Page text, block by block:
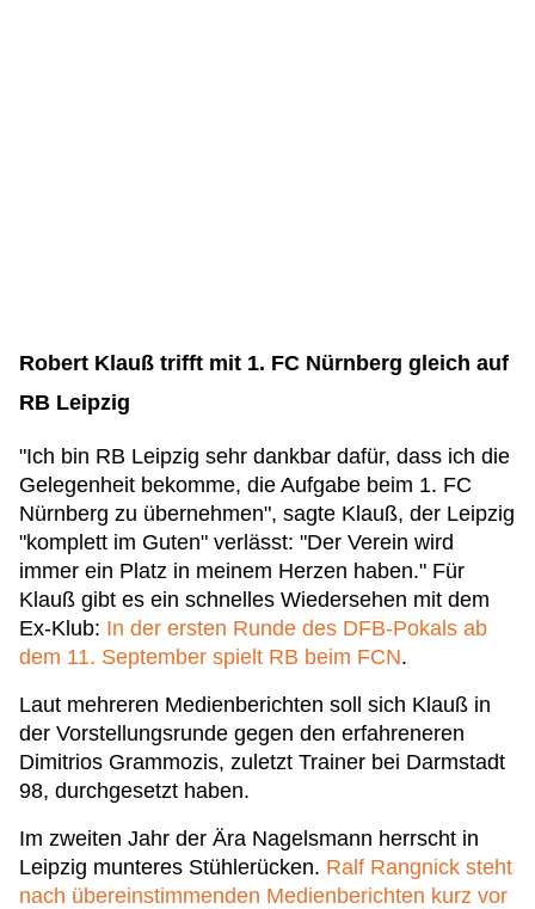
Robert Klauß trifft mit 1. FC Nürnberg gleich auf
RB Leipzig
"Ich bin RB Leipzig sehr dankbar dafür, dass ich die
Gelegenheit bekomme, die Aufgabe beim 1. FC
Nürnberg zu übernehmen", sagte Klauß, der Leipzig
"komplett im Guten" verlässt: "Der Verein wird
immer ein Platz in meinem Herzen haben." Für
Klauß gibt es ein schnelles Wiedersehen mit dem
Ex-Klub: In der ersten Runde des DFB-Pokals ab
dem 11. September spielt RB beim FCN.
Laut mehreren Medienberichten soll sich Klauß in
der Vorstellungsrunde gegen den erfahreneren
Dimitrios Grammozis, zuletzt Trainer bei Darmstadt
98, durchgesetzt haben.
Im zweiten Jahr der Ära Nagelsmann herrscht in
Leipzig munteres Stühlerücken. Ralf Rangnick steht
nach übereinstimmenden Medienberichten kurz vor